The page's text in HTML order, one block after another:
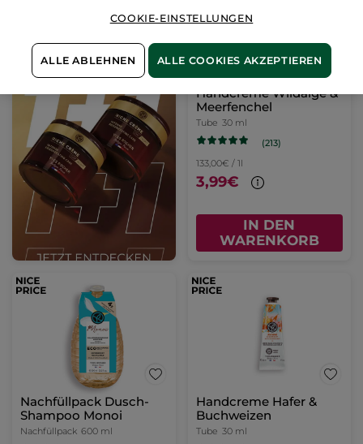
Handcreme Wildalge &
Meerfenchel
Tube 30 ml
(213)
133,00€ / 1l
3,99€
IN DEN
WARENKORB
Nachfüllpack Dusch-
Shampoo Monoi
Nachfüllpack 600 ml
Handcreme Hafer &
Buchweizen
Tube 30 ml
COOKIE-EINSTELLUNGEN
ALLE ABLEHNEN ALLE COOKIES AKZEPTIEREN